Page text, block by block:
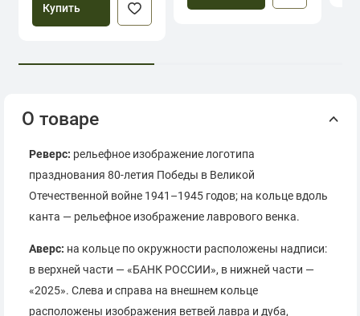
Купить
О товаре
Реверс: рельефное изображение логотипа
празднования 80-летия Победы в Великой
Отечественной войне 1941–1945 годов; на кольце вдоль
канта — рельефное изображение лаврового венка.
Аверс: на кольце по окружности расположены надписи:
в верхней части — «БАНК РОССИИ», в нижней части —
«2025». Слева и справа на внешнем кольце
расположены изображения ветвей лавра и дуба,